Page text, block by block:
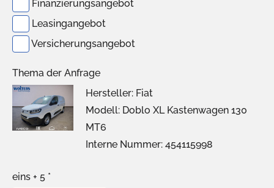
Finanzierungsangebot
Leasingangebot
Versicherungsangebot
Thema der Anfrage
Hersteller: Fiat
Modell: Doblo XL Kastenwagen 130
MT6
Interne Nummer: 454115998
eins + 5 *